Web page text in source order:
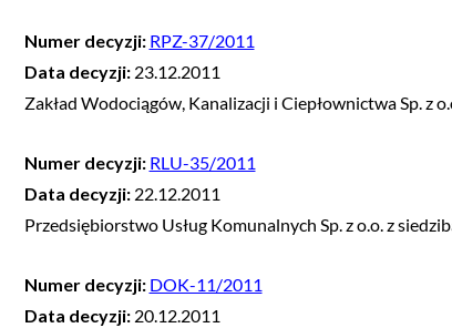
Numer decyzji: RPZ-37/2011
Data decyzji: 23.12.2011
Zakład Wodociągów, Kanalizacji i Ciepłownictwa Sp. z
Numer decyzji: RLU-35/2011
Data decyzji: 22.12.2011
Przedsiębiorstwo Usług Komunalnych Sp. z o.o. z
Numer decyzji: DOK-11/2011
Data decyzji: 20.12.2011